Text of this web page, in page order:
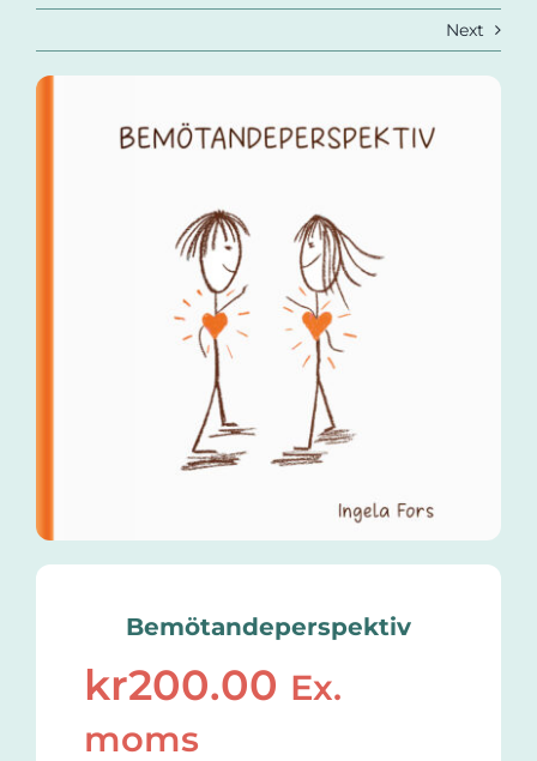
Next
Bemötandeperspektiv
kr200.00 Ex.
moms